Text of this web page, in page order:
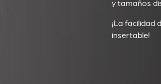
y tamaños
¡La facilidad
insertable!